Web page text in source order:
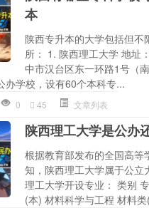
本
陕西专升本的大学包括但不
所： 1. 陕西理工大学 地址
中市汉台区东一环路1号（
办学校，设有60个本科专...
0 45 文章列表
陕西理工大学是公办
根据教育部发布的全国高等
知，陕西理工大学属于公立
理工大学开设专业： 类别
(本) 材料科学与工程 材料